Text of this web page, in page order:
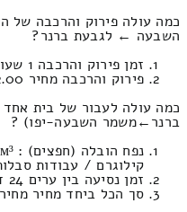
כמה עולה פירוק והרכבה של
השבעה ← לגבעת ברנר?
זמן פירוק והרכבה 1 שעות 31 דקות
פירוק והרכבה מחיר 692.00
כמה עולה לעבור של בית אחד
ברנר‎←‏משמר השבעה-יפו) ?
קילוגרם / עבודות סבלות:
זמן נסיעה בין ערים 24 דקות / מחיר נסיעה 276.36 שקל
סך הכל ביחד מחיר מחירון: